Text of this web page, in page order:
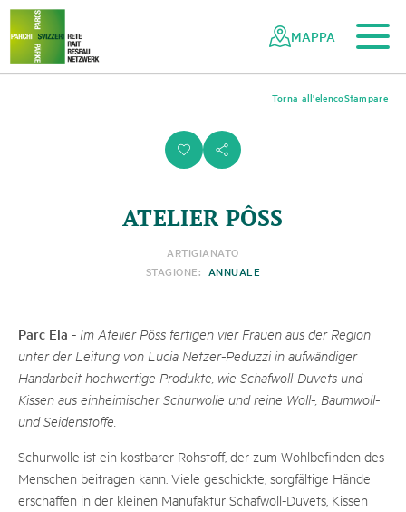
Navigazione
nella
rete
dei
Navigazione
rapida
Al contenuto principale
Alla navigazione mobile
Alla ricerca
Al piè di pagina
Alla mappa del sito
MAPPA
i s
Stampare
Torna all'elenco
ATELIER PÔSS
ARTIGIANATO
STAGIONE: ANNUALE
Parc Ela - Im Atelier Pôss fertigen vier Frauen aus der Region
unter der Leitung von Lucia Netzer-Peduzzi in aufwändiger
Handarbeit hochwertige Produkte, wie Schafwoll-Duvets und
Kissen aus einheimischer Schurwolle und reine Woll-, Baumwoll-
und Seidenstoffe.
Schurwolle ist ein kostbarer Rohstoff, der zum Wohlbefinden des
Menschen beitragen kann. Viele geschickte, sorgfältige Hände
erschaffen in der kleinen Manufaktur Schafwoll-Duvets, Kissen